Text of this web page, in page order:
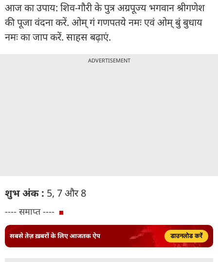
आज का उपाय: शिव-गौरी के पुत्र अग्रपूज्य भगवान श्रीगणेश
की पूजा वंदना करें. ओम् गं गणपतये नमः एवं ओम् बुं बुधाय
नमः का जाप करें. साहस बढ़ाएं.
ADVERTISEMENT
शुभ अंक : 5, 7 और 8
---- समाप्त ----
सबसे तेज़ ख़बरों के लिए आजतक ऐप डाउनलोड करें